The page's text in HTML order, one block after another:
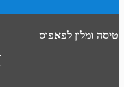
טיסה ומלון לפאפוס